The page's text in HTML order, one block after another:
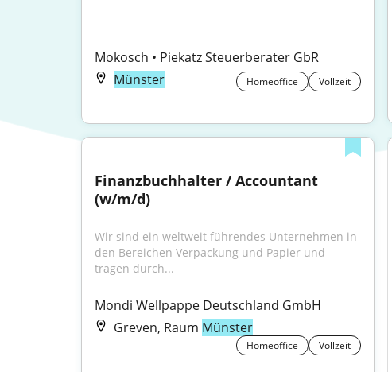
Mokosch • Piekatz Steuerberater GbR
Münster
Homeoffice Vollzeit
Finanzbuchhalter / Accountant
(w/m/d)
Wir sind ein weltweit führendes Unternehmen in
den Bereichen Verpackung und Papier und
tragen durch...
Mondi Wellpappe Deutschland GmbH
Greven, Raum Münster
Homeoffice Vollzeit